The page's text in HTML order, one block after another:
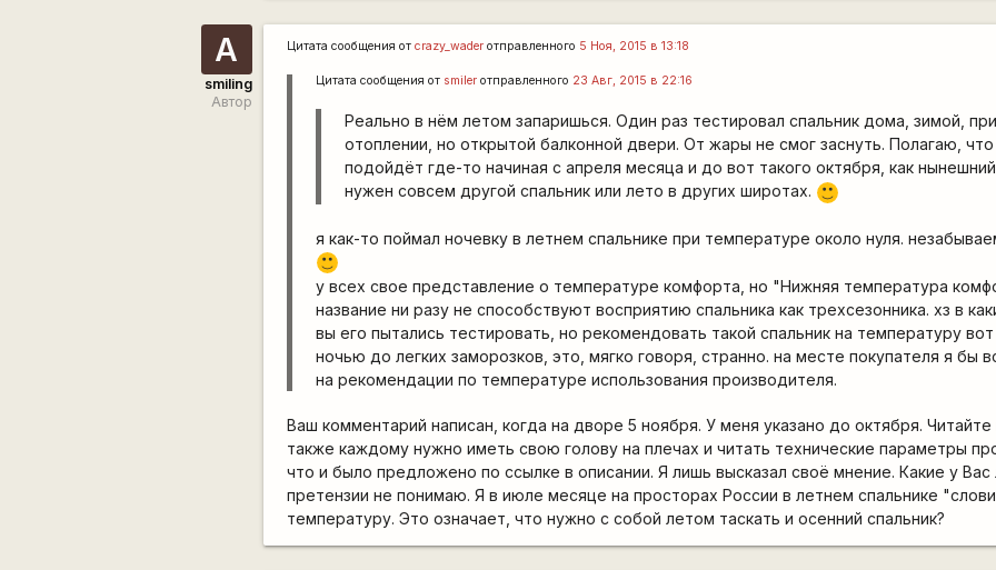
А
smiling
Автор
Цитата сообщения отcrazy_wader отправленного 5 Ноя, 2015 в 13:18
Цитата сообщения от smiler отправленного 23 Авг, 2015 в 22:16
Реально в нём летом запаришься. Один раз тестировал спальник дома, зимой,
отоплении, но открытой балконной двери. От жары не смог заснуть. Полагаю,
подойдёт где-то начиная с апреля месяца и до вот такого октября, как
нужен совсем другой спальник или лето в других широтах.
:)
я как-то поймал ночевку в летнем спальнике при температуре около нуля.
:)
у всех свое представление о температуре комфорта, но "Нижняя температура
название ни разу не способствуют восприятию спальника как трехсезонника. хз в
вы его пытались тестировать, но рекомендовать такой спальник на температуру вот
ночью до легких заморозков, это, мягко говоря, странно. на месте покупателя я бы
на рекомендации по температуре использования производителя.
Ваш комментарий написан, когда на дворе 5 ноября. У меня указано до октября.
также каждому нужно иметь свою голову на плечах и читать технические параметры
что и было предложено по ссылке в описании. Я лишь высказал своё мнение. Какие у Вас
претензии не понимаю. Я в июле месяце на просторах России в летнем спальнике
температуру. Это означает, что нужно с собой летом таскать и осенний спальник?